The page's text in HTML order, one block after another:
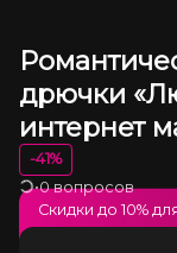
дрючки
интернет
-41%
Загрузка
•0 вопросов
Скидки до 10%